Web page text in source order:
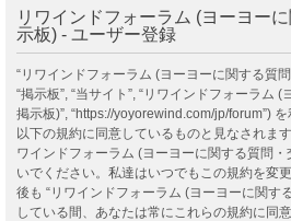
リワインドフォーラム (ヨーヨー
示板) - ユーザー登録
“リワインドフォーラム (ヨーヨーに関する質問
“掲示板”, “当サイト”, “リワインドフォーラム
掲示板)”, “https://yoyorewind.com/jp/forum”)
以下の規約に同意しているものと見なされま
ワインドフォーラム (ヨーヨーに関する質問
いでください。私達はいつでもこの規約を変
後も “リワインドフォーラム (ヨーヨーに関す
している間、あなたは常にこれらの規約に同